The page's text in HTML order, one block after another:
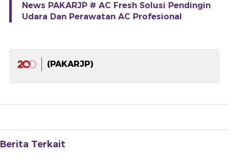
News PAKARJP # AC Fresh Solusi Pendingin
Udara Dan Perawatan AC Profesional
(PAKARJP)
Berita Terkait